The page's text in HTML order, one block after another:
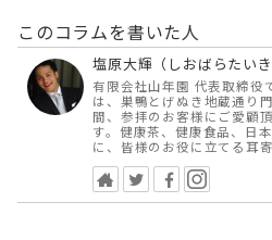
このコラムを書いた人
塩原大輝（しおばらたいき
有限会社山年園 代表取締役
は、巣鴨とげぬき地蔵通り
間、参拝のお客様にご愛顧
す。健康茶、健康食品、日
に、皆様のお役に立てる耳